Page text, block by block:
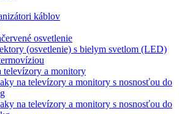
káblov
osvetlenie
(osvetlenie) s bielym svetlom (LED)
televízory a monitory
na televízory a monitory s nosnosťou do
na televízory a monitory s nosnosťou do